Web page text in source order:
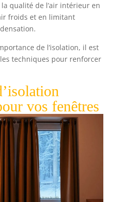
qualité de l’air intérieur en
froids et en limitant
de l’isolation, il est
techniques pour renforcer
vos fenêtres